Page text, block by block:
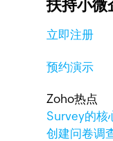
扶持小微
立即注册
预约演示
Zoho热点
Survey的核
创建问卷调